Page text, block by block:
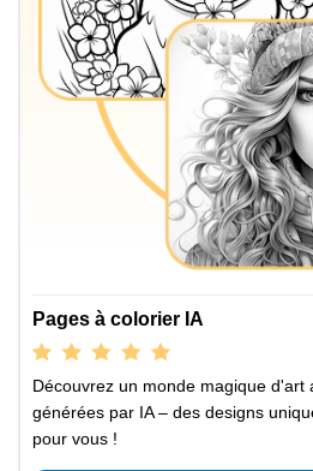
Pages à colorier IA
Découvrez un monde magique d'art
générées par IA – des designs
pour vous !